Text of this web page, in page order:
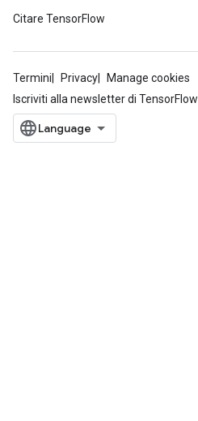
Citare TensorFlow
Termini Privacy
Manage cookies
Iscriviti alla newsletter di TensorFlow